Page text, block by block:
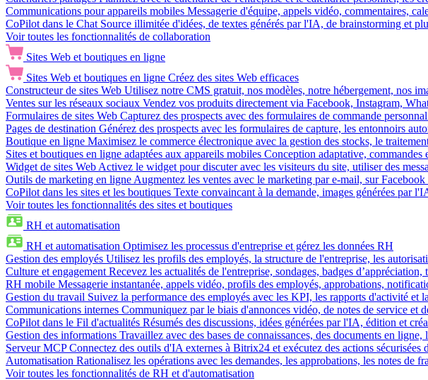
Communications pour appareils mobiles Messagerie d'équipe, appels vidéo, commentaires,
CoPilot dans le Chat Source illimitée d'idées, de textes générés par l'IA, de brainstorming et
Voir toutes les fonctionnalités de collaboration
Sites Web et boutiques en ligne
Sites Web et boutiques en ligne Créez des sites Web efficaces
Constructeur de sites Web Utilisez notre CMS gratuit, nos modèles, notre hébergement, nos
Ventes sur les réseaux sociaux Vendez vos produits directement via Facebook, Instagram,
Formulaires de sites Web Capturez des prospects avec des formulaires de commande
Pages de destination Générez des prospects avec les formulaires de capture, les entonnoirs
Boutique en ligne Maximisez le commerce électronique avec la gestion des stocks, le
Sites et boutiques en ligne adaptées aux appareils mobiles Conception adaptative, commandes
Widget de sites Web Activez le widget pour discuter avec les visiteurs du site, utiliser des
Outils de marketing en ligne Augmentez les ventes avec le marketing par e-mail, sur
CoPilot dans les sites et les boutiques Texte convaincant à la demande, images générées par
Voir toutes les fonctionnalités des sites et boutiques
RH et automatisation
RH et automatisation Optimisez les processus d'entreprise et gérez les données RH
Gestion des employés Utilisez les profils des employés, la structure de l'entreprise, les
Culture et engagement Recevez les actualités de l'entreprise, sondages, badges
RH mobile Messagerie instantanée, appels vidéo, profils des employés, approbations,
Gestion du travail Suivez la performance des employés avec les KPI, les rapports d'activité et
Communications internes Communiquez par le biais d'annonces vidéo, de notes de service et
CoPilot dans le Fil d'actualités Résumés des discussions, idées générées par l'IA, édition et
Gestion des informations Travaillez avec des bases de connaissances, des documents en
Serveur MCP Connectez des outils d'IA externes à Bitrix24 et exécutez des actions sécurisées
Automatisation Rationalisez les opérations avec les demandes, les approbations, les notes de
Voir toutes les fonctionnalités de RH et d'automatisation